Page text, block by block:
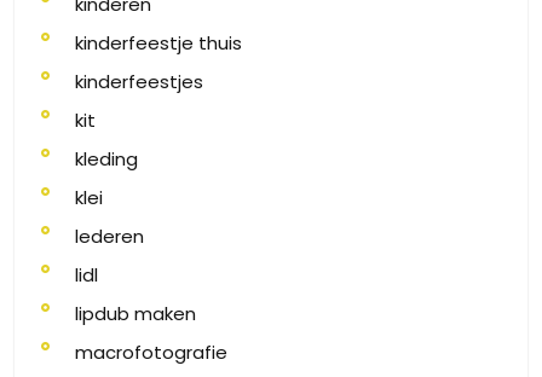
kinderfeestje thuis
kinderfeestjes
kit
kleding
klei
lederen
lidl
lipdub maken
macrofotografie